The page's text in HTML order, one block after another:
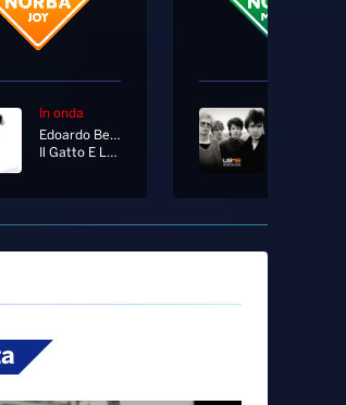
In onda
Edoardo Bennato
Il Gatto E La Volpe